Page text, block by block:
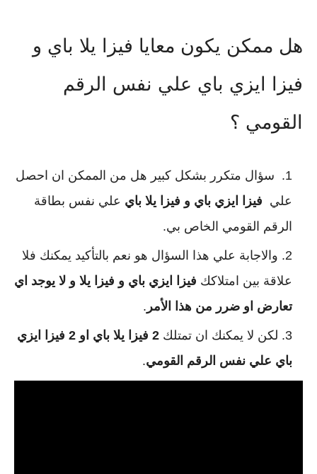
هل ممكن يكون معايا فيزا يلا باي و
فيزا ايزي باي علي نفس الرقم
القومي ؟
سؤال متكرر بشكل كبير هل من الممكن ان احصل
علي فيزا ايزي باي و فيزا يلا باي علي نفس بطاقة
الرقم القومي الخاص بي.
والاجابة علي هذا السؤال هو نعم بالتأكيد يمكنك فلا
علاقة بين امتلاكك فيزا ايزي باي و فيزا يلا و لا يوجد اي
تعارض او ضرر من هذا الأمر .
لكن لا يمكنك ان تمتلك
2 فيزا يلا باي او 2 فيزا ايزي
باي علي نفس الرقم القومي.